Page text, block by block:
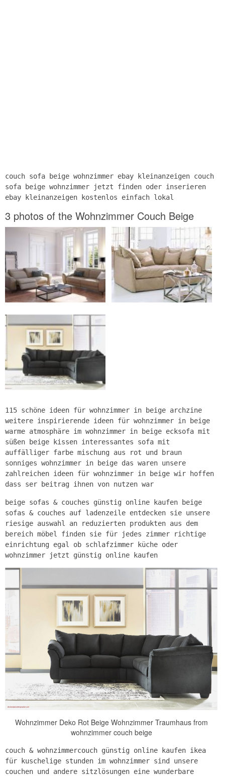
couch sofa beige wohnzimmer ebay kleinanzeigen couch
sofa beige wohnzimmer jetzt finden oder inserieren
ebay kleinanzeigen kostenlos einfach lokal
3 photos of the Wohnzimmer Couch Beige
115 schöne ideen für wohnzimmer in beige archzine
weitere inspirierende ideen für wohnzimmer in beige
warme atmosphäre im wohnzimmer in beige ecksofa mit
süßen beige kissen interessantes sofa mit
auffälliger farbe mischung aus rot und braun
sonniges wohnzimmer in beige das waren unsere
zahlreichen ideen für wohnzimmer in beige wir hoffen
dass ser beitrag ihnen von nutzen war
beige sofas & couches günstig online kaufen beige
sofas & couches auf ladenzeile entdecken sie unsere
riesige auswahl an reduzierten produkten aus dem
bereich möbel finden sie für jedes zimmer richtige
einrichtung egal ob schlafzimmer küche oder
wohnzimmer jetzt günstig online kaufen
Wohnzimmer Deko Rot Beige Wohnzimmer Traumhaus from
wohnzimmer couch beige
couch & wohnzimmercouch günstig online kaufen ikea
für kuschelige stunden im wohnzimmer sind unsere
couchen und andere sitzlösungen eine wunderbare